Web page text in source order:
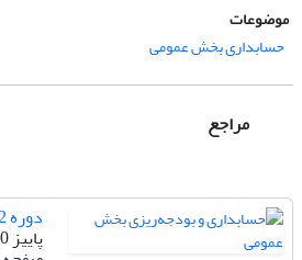
موضوعات
حسابداری بخش عمومی
مراجع
دوره 2، شماره 3 - شماره پیاپی 5
پاییز 1400